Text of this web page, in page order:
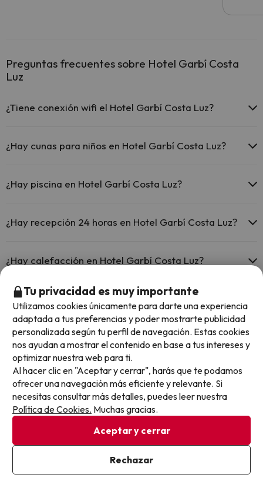
Preguntas frecuentes sobre Hotel Garbí Costa
Luz
¿Tiene conexión wifi el Hotel Garbí Costa Luz?
hotel.
El Hotel Garbí Costa Luz dispone de Wi-Fi.
¿Hay cunas para niños en Hotel Garbí Costa Luz?
(solicítalo antes de iniciar tu viaje).
¿Hay piscina en Hotel Garbí Costa Luz?
pago) Aquí tienes más info sobre la piscina y otras instalaciones.
¿Hay recepción 24 horas en Hotel Garbí Costa Luz?
¿Hay calefacción en Hotel Garbí Costa Luz?
Sí, Hotel Garbí Costa Luz tiene calefacción en las zonas comunes.
¿Hay aire acondicionado en las zonas comunes en
Hotel Garbí Costa Luz?
Sí, Hotel Garbí Costa Luz tiene aire acondicionado en las zonas
comunes.
¿Hay restaurante en Hotel Garbí Costa Luz?
Sí, Hotel Garbí Costa Luz tiene restaurante.
¿Hay bar en Hotel Garbí Costa Luz?
Sí, Hotel Garbí Costa Luz tiene bar.
Otros chollos en hoteles similares
Tu privacidad es muy importante
Utilizamos cookies únicamente para darte una experiencia
adaptada a tus preferencias y poder mostrarte publicidad
personalizada según tu perfil de navegación. Estas cookies
nos ayudan a mostrar el contenido en base a tus intereses y
optimizar nuestra web para ti.
Al hacer clic en "Aceptar y cerrar", harás que te podamos
ofrecer una navegación más eficiente y relevante. Si
necesitas consultar más detalles, puedes leer nuestra
Política de Cookies. Muchas gracias.
Aceptar y cerrar
Rechazar